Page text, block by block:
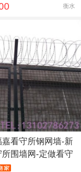
衡水
看守所钢网墙-新
围墙网-定做看守